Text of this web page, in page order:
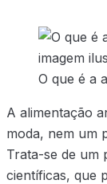
O que é a
A alimentação
moda, nem um
Trata-se de um
científicas, que